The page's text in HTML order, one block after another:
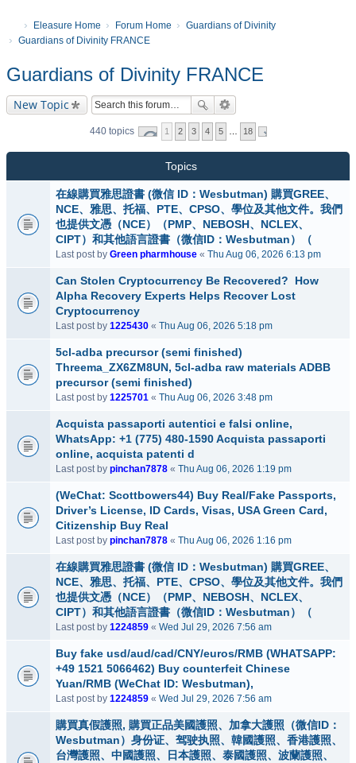
Eleasure Home Forum Home
Guardians of Divinity
Guardians of Divinity FRANCE
Guardians of Divinity FRANCE
New Topic
440 topics 1 2 3 4 5 18
Topics
在線購買雅思證書 (微信 ID：Wesbutman) 購買GREE、
NCE、雅思、托福、PTE、CPSO、學位及其他文件。我們
也提供文憑（NCE）（PMP、NEBOSH、NCLEX、
CIPT）和其他語言證書（微信ID：Wesbutman）（
Last post by Green pharmhouse « Thu Aug 06, 2026 6:13 pm
Can Stolen Cryptocurrency Be Recovered? How
Alpha Recovery Experts Helps Recover Lost
Cryptocurrency
Last post by 1225430 « Thu Aug 06, 2026 5:18 pm
5cl-adba precursor (semi finished)
Threema_ZX6ZM8UN, 5cl-adba raw materials ADBB
precursor (semi finished)
Last post by 1225701 « Thu Aug 06, 2026 3:48 pm
Acquista passaporti autentici e falsi online,
WhatsApp: +1 (775) 480-1590 Acquista passaporti
online, acquista patenti d
Last post by pinchan7878 « Thu Aug 06, 2026 1:19 pm
(WeChat: Scottbowers44) Buy Real/Fake Passports,
Driver’s License, ID Cards, Visas, USA Green Card,
Citizenship Buy Real
Last post by pinchan7878 « Thu Aug 06, 2026 1:16 pm
在線購買雅思證書 (微信 ID：Wesbutman) 購買GREE、
NCE、雅思、托福、PTE、CPSO、學位及其他文件。我們
也提供文憑（NCE）（PMP、NEBOSH、NCLEX、
CIPT）和其他語言證書（微信ID：Wesbutman）（
Last post by 1224859 « Wed Jul 29, 2026 7:56 am
Buy fake usd/aud/cad/CNY/euros/RMB (WHATSAPP:
+49 1521 5066462) Buy counterfeit Chinese
Yuan/RMB (WeChat ID: Wesbutman),
Last post by 1224859 « Wed Jul 29, 2026 7:56 am
購買真假護照, 購買正品美國護照、加拿大護照（微信ID：
Wesbutman）身份证、驾驶执照、韓國護照、香港護照、
台灣護照、中國護照、日本護照、泰國護照、波蘭護照、